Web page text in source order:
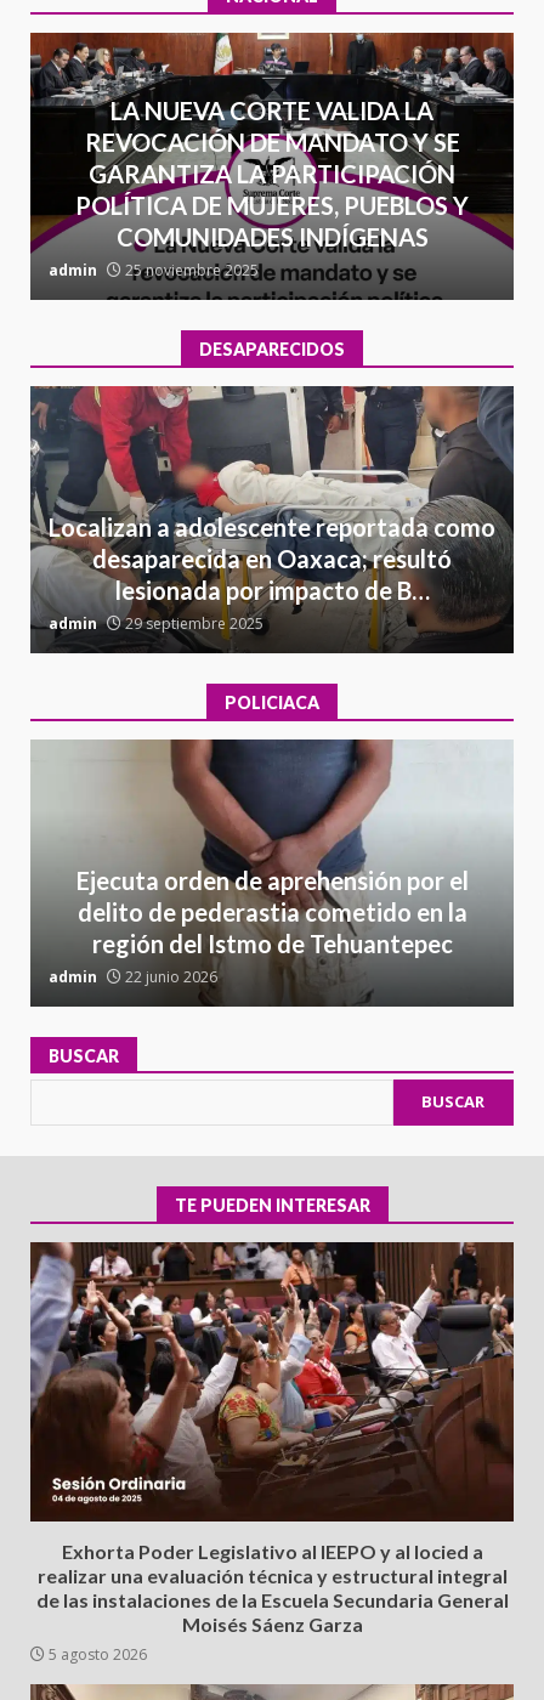
LA NUEVA CORTE VALIDA LA
REVOCACIÓN DE MANDATO Y SE
GARANTIZA LA PARTICIPACIÓN
POLÍTICA DE MUJERES, PUEBLOS Y
COMUNIDADES INDÍGENAS
admin 25 noviembre 2025
DESAPARECIDOS
Localizan a adolescente reportada como
desaparecida en Oaxaca; resultó
lesionada por impacto de B…
admin 29 septiembre 2025
POLICIACA
Ejecuta orden de aprehensión por el
delito de pederastia cometido en la
región del Istmo de Tehuantepec
admin 22 junio 2026
BUSCAR
BUSCAR
TE PUEDEN INTERESAR
Exhorta Poder Legislativo al IEEPO y al Iocied a
realizar una evaluación técnica y estructural integral
de las instalaciones de la Escuela Secundaria General
Moisés Sáenz Garza
5 agosto 2026